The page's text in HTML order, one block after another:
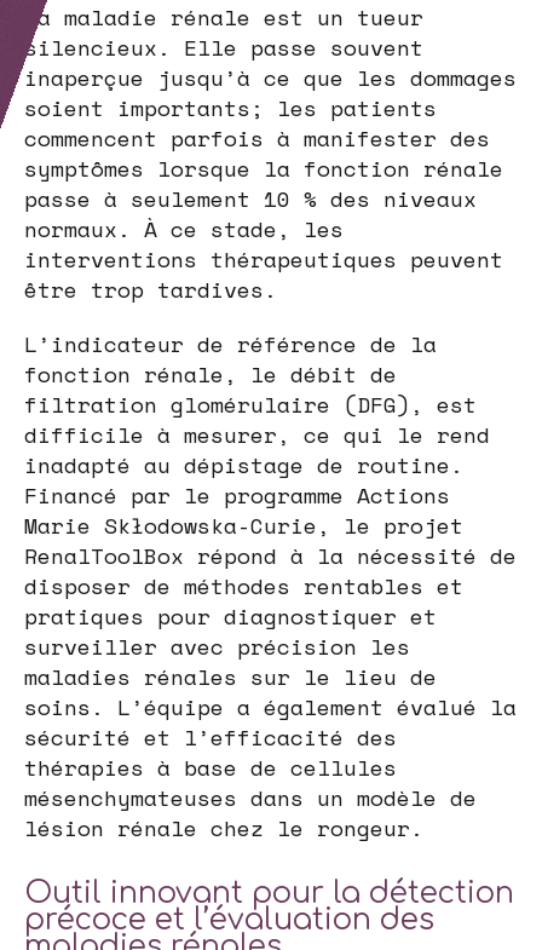
La maladie rénale est un tueur
silencieux. Elle passe souvent
inaperçue jusqu’à ce que les dommages
soient importants; les patients
commencent parfois à manifester des
symptômes lorsque la fonction rénale
passe à seulement 10 % des niveaux
normaux. À ce stade, les
interventions thérapeutiques peuvent
être trop tardives.
L’indicateur de référence de la
fonction rénale, le débit de
filtration glomérulaire (DFG), est
difficile à mesurer, ce qui le rend
inadapté au dépistage de routine.
Financé par le programme Actions
Marie Skłodowska-Curie, le projet
RenalToolBox répond à la nécessité de
disposer de méthodes rentables et
pratiques pour diagnostiquer et
surveiller avec précision les
maladies rénales sur le lieu de
soins. L’équipe a également évalué la
sécurité et l’efficacité des
thérapies à base de cellules
mésenchymateuses dans un modèle de
lésion rénale chez le rongeur.
Outil innovant pour la détection
précoce et l’évaluation des